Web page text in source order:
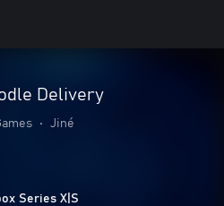
Delivery
• Jiné
Series X|S